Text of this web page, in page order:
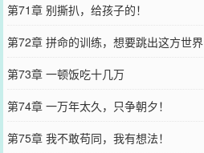
第71章 别撕扒，给孩子的！
第72章 拼命的训练，想要跳出这方世界
第73章 一顿饭吃十几万
第74章 一万年太久，只争朝夕！
第75章 我不敢苟同，我有想法！